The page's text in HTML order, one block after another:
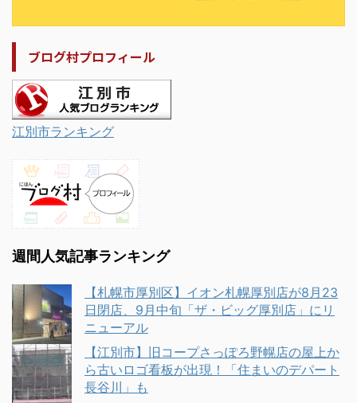
ブログ村プロフィール
江別市ランキング
週間人気記事ランキング
【札幌市厚別区】イオン札幌厚別店が8月23
日閉店、9月中旬「ザ・ビッグ厚別店」にリ
ニューアル
【江別市】旧コープさっぽろ野幌店の屋上か
ら古いロゴ看板が出現！「住まいのデパート
長谷川」も